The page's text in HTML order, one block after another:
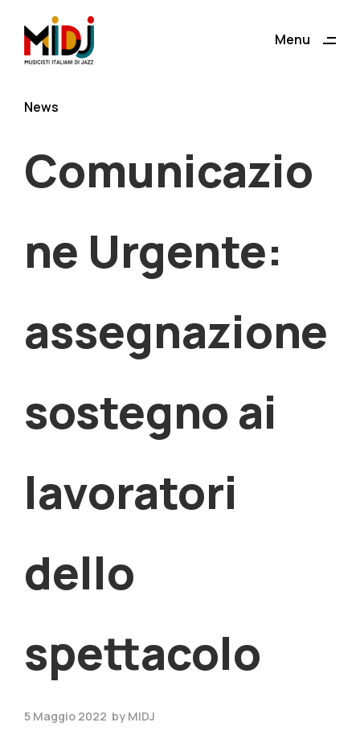
Menu
News
Comunicazio
ne Urgente:
assegnazione
sostegno ai
lavoratori
dello
spettacolo
5 Maggio 2022 by MIDJ